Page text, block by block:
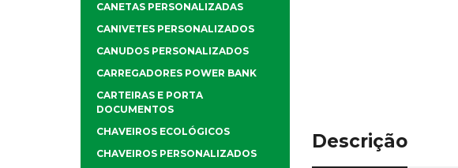
Descrição
CANETAS PERSONALIZADAS
CANIVETES PERSONALIZADOS
CANUDOS PERSONALIZADOS
CARREGADORES POWER BANK
CARTEIRAS E PORTA
DOCUMENTOS
CHAVEIROS ECOLÓGICOS
CHAVEIROS PERSONALIZADOS